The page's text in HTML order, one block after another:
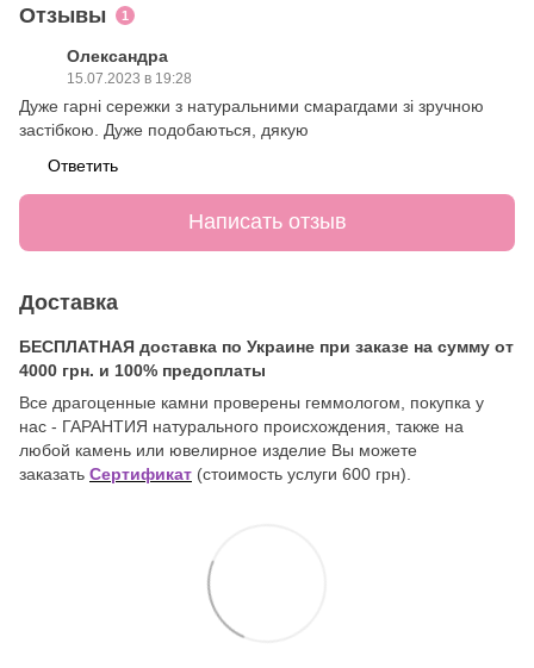
Отзывы 1
Олександра
15.07.2023 в 19:28
Дуже гарні сережки з натуральними смарагдами зі зручною
застібкою. Дуже подобаються, дякую
Ответить
Написать отзыв
Доставка
БЕСПЛАТНАЯ доставка по Украине при заказе на сумму от
4000 грн. и 100% предоплаты
Все драгоценные камни проверены геммологом, покупка у
нас - ГАРАНТИЯ натурального происхождения, также на
любой камень или ювелирное изделие Вы можете
заказать Сертификат (стоимость услуги 600 грн).